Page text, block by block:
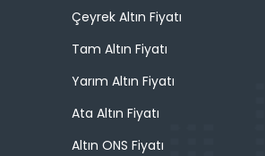
Çeyrek Altın Fiyatı
Tam Altın Fiyatı
Yarım Altın Fiyatı
Ata Altın Fiyatı
Altın ONS Fiyatı